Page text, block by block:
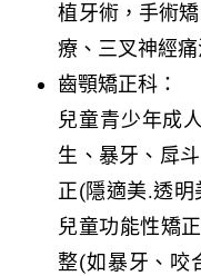
植牙術，手術
療、三叉神經痛
齒顎矯正科：
兒童青少年成
生、暴牙、戽
正(隱適美.透明
兒童功能性矯
整(如暴牙、咬